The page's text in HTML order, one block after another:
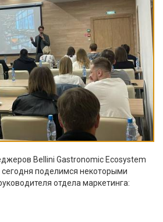
Bellini Gastronomic Ecosystem
сегодня поделимся некоторыми
отдела маркетинга: